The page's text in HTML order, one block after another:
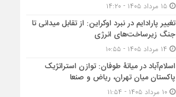
۱۵ مرداد ۱۴۰۵ - ۱۴:۲۰
تغییر پارادایم در نبرد اوکراین: از تقابل میدانی تا
جنگ زیرساخت‌های انرژی
اسلام‌آباد در میانۀ طوفان: توازن استراتژیک
پاکستان میان تهران، ریاض و صنعا
۱۰ مرداد ۱۴۰۵ - ۱۱:۵۴